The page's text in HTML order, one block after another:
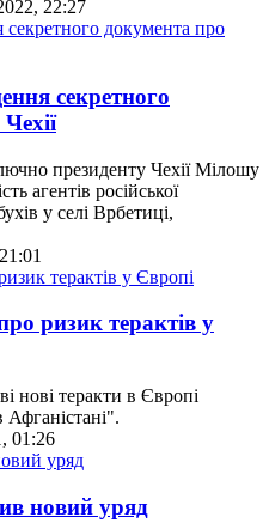
22:27
секретного
президенту Чехії Мілошу
агентів російської
у селі Врбетиці,
ризик терактів у
нові теракти в Європі
01:26
новий уряд